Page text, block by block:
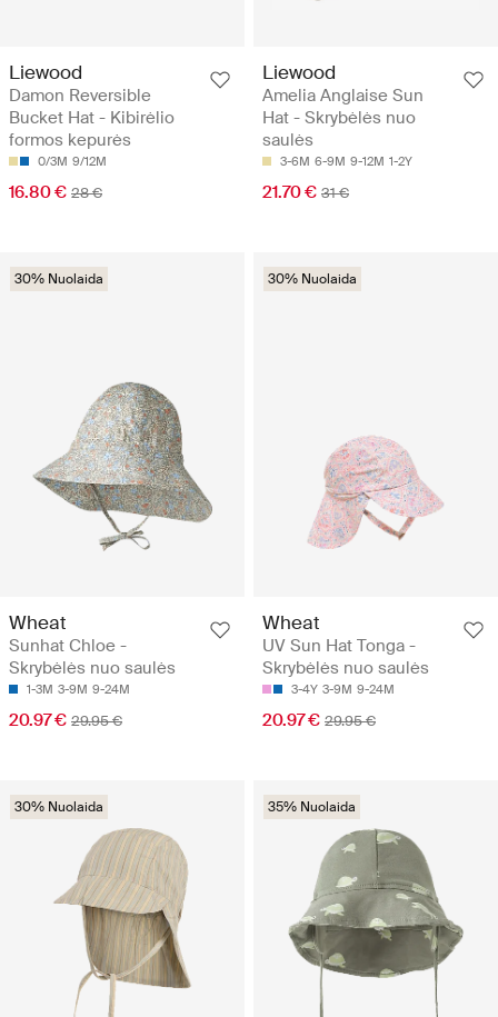
Liewood
Damon Reversible
Bucket Hat - Kibirėlio
formos kepurės
0/3M 9/12M
16.80 € 28 €
Liewood
Amelia Anglaise Sun
Hat - Skrybėlės nuo
saulės
3-6M 6-9M 9-12M 1-2Y
21.70 € 31 €
30% Nuolaida
Wheat
Sunhat Chloe -
Skrybėlės nuo saulės
1-3M 3-9M 9-24M
20.97 € 29.95 €
30% Nuolaida
Wheat
UV Sun Hat Tonga -
Skrybėlės nuo saulės
3-4Y 3-9M 9-24M
20.97 € 29.95 €
30% Nuolaida 35% Nuolaida